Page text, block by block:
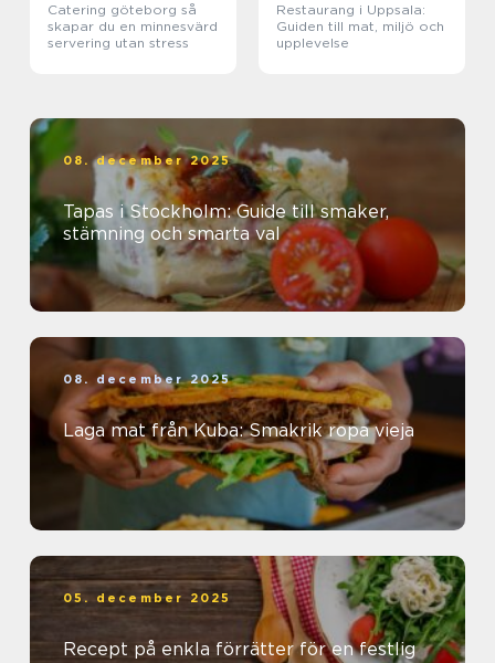
Catering göteborg så
skapar du en minnesvärd
servering utan stress
Restaurang i Uppsala:
Guiden till mat, miljö och
upplevelse
08. december 2025
Tapas i Stockholm: Guide till smaker,
stämning och smarta val
08. december 2025
Laga mat från Kuba: Smakrik ropa vieja
05. december 2025
Recept på enkla förrätter för en festlig